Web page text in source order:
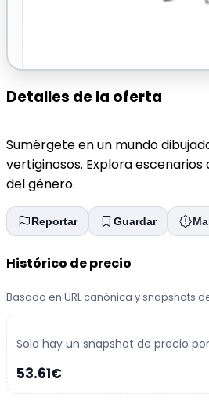
Detalles de la oferta
Sumérgete en un mundo
vertiginosos. Explora
del género.
Reportar Guardar
Histórico de precio
Basado en URL canónica y snapshots
Solo hay un snapshot de precio
53.61€